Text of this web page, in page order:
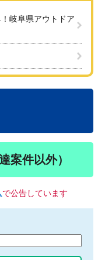
岐阜県アウトドア
案件以外）
で公告しています